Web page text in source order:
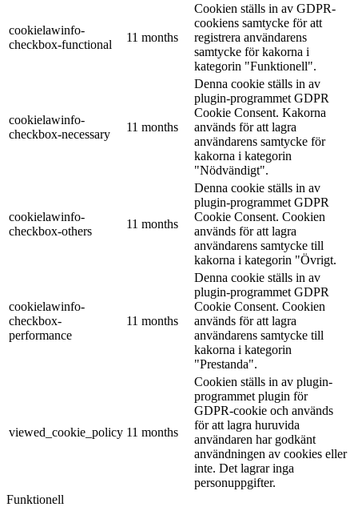
cookielawinfo-
checkbox-functional
11 months
Cookien ställs in av GDPR-
cookiens samtycke för att
registrera användarens
samtycke för kakorna i
kategorin "Funktionell".
cookielawinfo-
checkbox-necessary
11 months
Denna cookie ställs in av
plugin-programmet GDPR
Cookie Consent. Kakorna
används för att lagra
användarens samtycke för
kakorna i kategorin
"Nödvändigt".
cookielawinfo-
checkbox-others
11 months
Denna cookie ställs in av
plugin-programmet GDPR
Cookie Consent. Cookien
används för att lagra
användarens samtycke till
kakorna i kategorin "Övrigt.
cookielawinfo-
checkbox-
performance
11 months
Denna cookie ställs in av
plugin-programmet GDPR
Cookie Consent. Cookien
används för att lagra
användarens samtycke till
kakorna i kategorin
"Prestanda".
viewed_cookie_policy 11 months
Cookien ställs in av plugin-
programmet plugin för
GDPR-cookie och används
för att lagra huruvida
användaren har godkänt
användningen av cookies eller
inte. Det lagrar inga
personuppgifter.
Funktionell